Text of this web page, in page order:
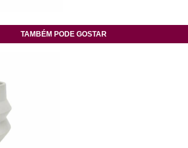
TAMBÉM PODE GOSTAR